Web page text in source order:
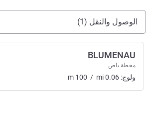
الوصول والتنقل
الوصول والنقل (1)
BLUMENAU
محطة باص
ولوج: m 100 / mi0.06